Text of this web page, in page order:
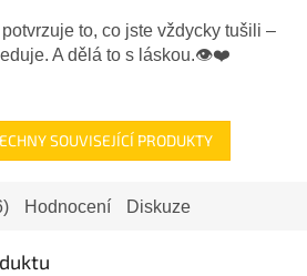
to, co jste vždycky tušili –
A dělá to s láskou.👁️❤️
SOUVISEJÍCÍ PRODUKTY
Hodnocení Diskuze